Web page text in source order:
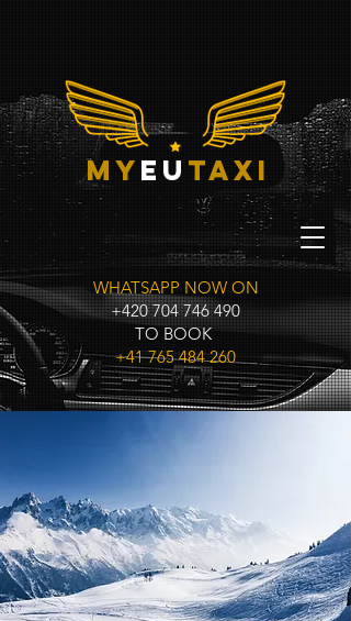
Myeu taxi
WHATSAPP NOW ON
+420 704 746 490
TO BOOK
+41 765 484 260